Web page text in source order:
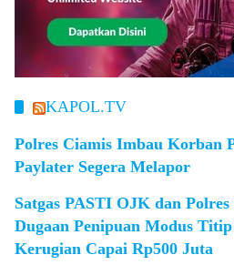
KAPOL.TV
Polres Ciamis Imbau Korban
Paylater Segera Melapor
Satgas PASTI OJK dan
Dugaan Penipuan Modus
Kerugian Capai Rp500 Juta